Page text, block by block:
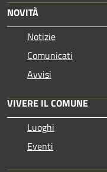
NOVITÀ
Notizie
Comunicati
Avvisi
VIVERE IL COMUNE
Luoghi
Eventi